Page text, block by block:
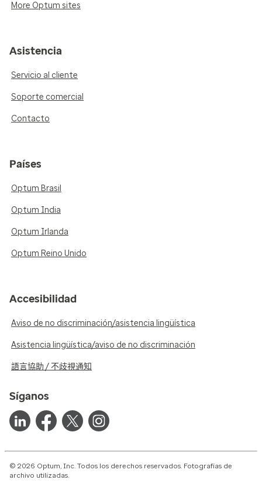
More Optum sites
Asistencia
Servicio al cliente
Soporte comercial
Contacto
Países
Optum Brasil
Optum India
Optum Irlanda
Optum Reino Unido
Accesibilidad
Aviso de no discriminación/asistencia lingüística
Asistencia lingüística/aviso de no discriminación
語言協助 / 不歧視通知
Síganos
© 2026 Optum, Inc. Todos los derechos reservados. Fotografías de
archivo utilizadas.